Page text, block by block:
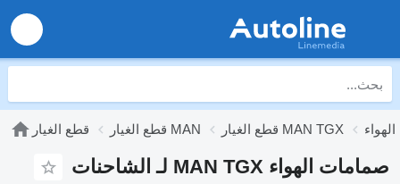
قطع الغيار قطع الغيار MAN قطع الغيار MAN TGX
صمامات الهواء MAN TGX لـ الشاحنات